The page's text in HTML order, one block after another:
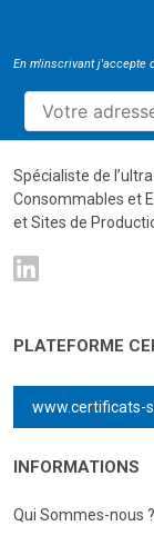
En m'inscrivant j'accepte
Spécialiste de
Consommables et
et Sites de
PLATEFORME
www.certificats-
INFORMATIONS
Qui Sommes-nous ?